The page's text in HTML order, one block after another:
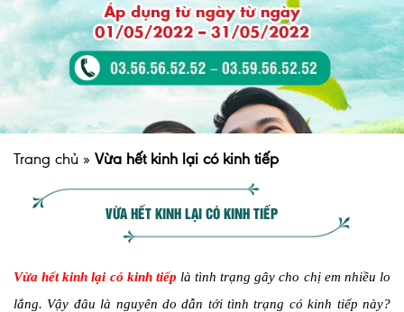
Trang chủ » Vừa hết kinh lại có kinh tiếp
VỪA HẾT KINH LẠI CÓ KINH TIẾP
Vừa hết kinh lại có kinh tiếp là tình trạng gây cho chị em nhiều lo
lắng. Vậy đâu là nguyên do dẫn tới tình trạng có kinh tiếp này?